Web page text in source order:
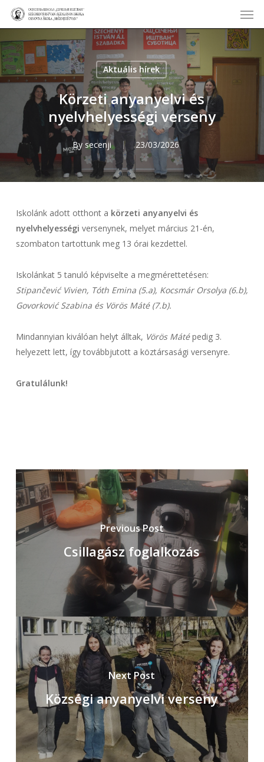
Skip
content
Aktuális hírek
Körzeti anyanyelvi és
nyelvhelyességi verseny
By secenji 23/03/2026
Iskolánk adott otthont a körzeti anyanyelvi és
nyelvhelyességi versenynek, melyet március 21-én,
szombaton tartottunk meg 13 órai kezdettel.
Iskolánkat 5 tanuló képviselte a megmérettetésen:
Stipančević Vivien, Tóth Emina (5.a), Kocsmár Orsolya (6.b),
Govorković Szabina és Vörös Máté (7.b).
Mindannyian kiválóan helyt álltak, Vörös Mátépedig 3.
helyezett lett, így továbbjutott a köztársasági versenyre.
Gratulálunk!
Previous Post
Csillagász foglalkozás
Next Post
Községi anyanyelvi verseny